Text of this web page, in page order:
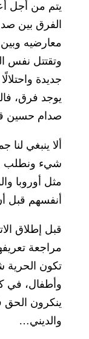
يتم من أجل
الفرق بين
معارضيه وبين
وتقتتل نفس
جديدة
يوجد فرق،
صدام حسين
ألا ينبغي
شيء ونطلب
مثل أوروبا
أنفسهم قبل
قبل إطلاق
مراجعة
تكون الحرية
وأطفال، في
ينكرون الحق
والديني…